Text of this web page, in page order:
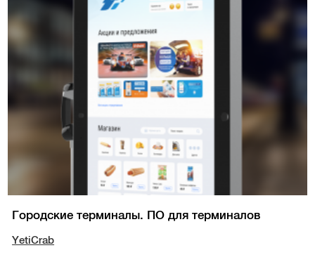
Городские терминалы. ПО для терминалов
YetiCrab